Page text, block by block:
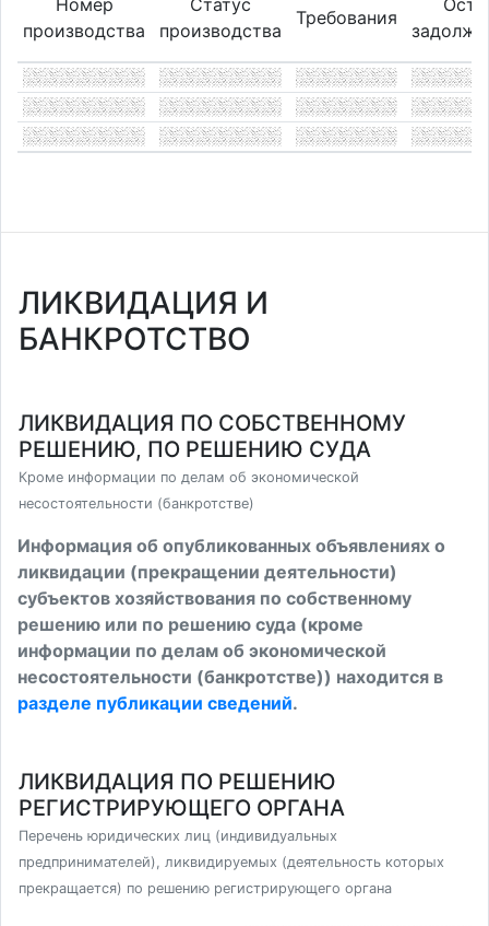
Номер
производства
Статус
производства
Требования
ЛИКВИДАЦИЯ И
БАНКРОТСТВО
ЛИКВИДАЦИЯ ПО СОБСТВЕННОМУ
РЕШЕНИЮ, ПО РЕШЕНИЮ СУДА
Кроме информации по делам об экономической
несостоятельности (банкротстве)
Информация об опубликованных объявлениях о
ликвидации (прекращении деятельности)
субъектов хозяйствования по собственному
решению или по решению суда (кроме
информации по делам об экономической
несостоятельности (банкротстве)) находится в
разделе публикации сведений.
ЛИКВИДАЦИЯ ПО РЕШЕНИЮ
РЕГИСТРИРУЮЩЕГО ОРГАНА
Перечень юридических лиц (индивидуальных
предпринимателей), ликвидируемых (деятельность которых
прекращается) по решению регистрирующего органа